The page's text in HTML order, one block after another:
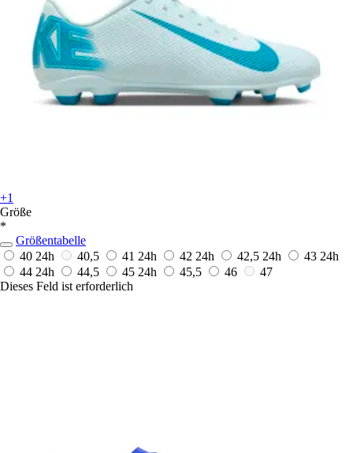
+1
Größe
*
Größentabelle
40 24h 40,5 41 24h 42 24h 42,5 24h 43 24h
44 24h 44,5 45 24h 45,5 46
47
Dieses Feld ist erforderlich